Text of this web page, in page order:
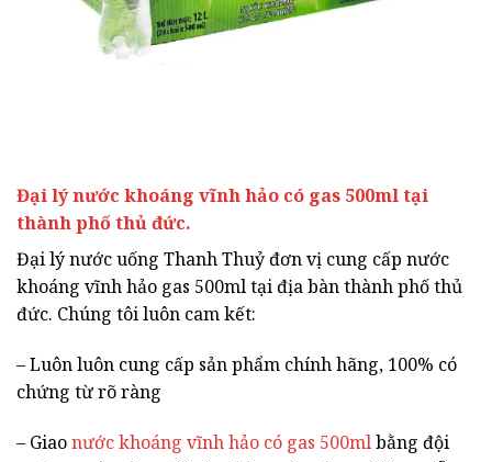
Đại lý nước khoáng vĩnh hảo có gas 500ml tại
thành phố thủ đức.
Đại lý nước uống Thanh Thuỷ đơn vị cung cấp nước
khoáng vĩnh hảo gas 500ml tại địa bàn thành phố thủ
đức. Chúng tôi luôn cam kết:
– Luôn luôn cung cấp sản phẩm chính hãng, 100% có
chứng từ rõ ràng
– Giaonước khoáng vĩnh hảo có gas 500mlbằng đội